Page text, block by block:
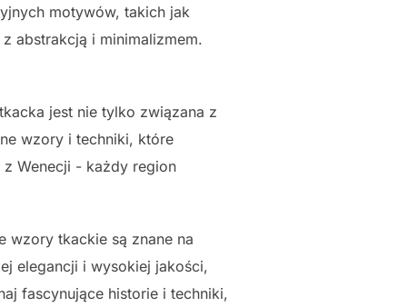
motywów, takich jak
abstrakcją i minimalizmem.
jest nie tylko związana z
wzory i techniki, które
Wenecji - każdy region
wzory tkackie są znane na
elegancji i wysokiej jakości,
fascynujące historie i techniki,